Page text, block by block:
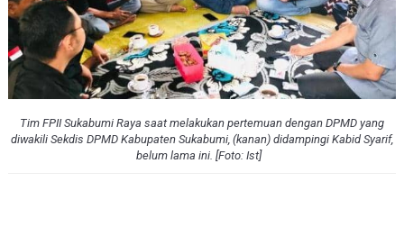
Tim FPII Sukabumi Raya saat melakukan pertemuan dengan DPMD yang
diwakili Sekdis DPMD Kabupaten Sukabumi, (kanan) didampingi Kabid Syarif,
belum lama ini. [Foto: Ist]